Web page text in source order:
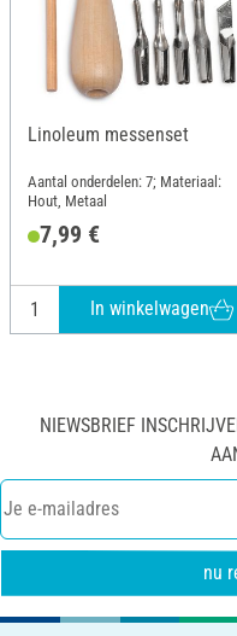
Linoleum messenset
Aantal onderdelen: 7; Materiaal:
Hout, Metaal
7,99 €
In winkelwagen
NIEWSBRIEF
nu